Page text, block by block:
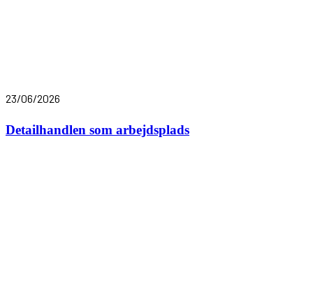
23/06/2026
Detailhandlen som arbejdsplads